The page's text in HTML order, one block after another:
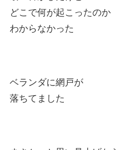
どこで何が起こったのか
わからなかった
ベランダに網戸が
落ちてました